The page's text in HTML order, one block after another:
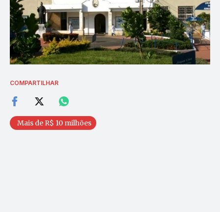
COMPARTILHAR
Mais de R$ 10 milhões